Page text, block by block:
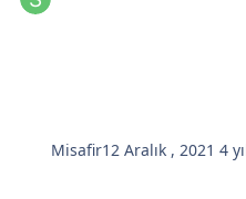
Misafir12 Aralık , 20214